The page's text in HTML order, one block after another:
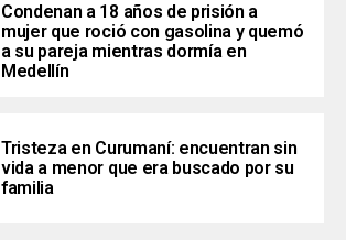
Condenan a 18 años de prisión a
mujer que roció con gasolina y quemó
a su pareja mientras dormía en
Medellín
Tristeza en Curumaní: encuentran sin
vida a menor que era buscado por su
familia